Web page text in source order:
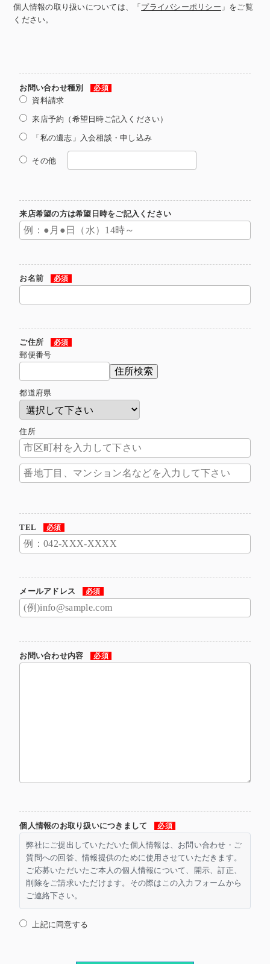
個人情報の取り扱いについては、「 プライバシーポリシー 」をご覧
ください。
お問い合わせ種別
必須
資料請求
来店予約（希望日時ご記入ください）
「私の遺志」入会相談・申し込み
その他
来店希望の方は希望日時をご記入ください
お名前 必須
ご住所
必須
郵便番号
住所検索
都道府県
住所
TEL 必須
メールアドレス 必須
お問い合わせ内容 必須
個人情報のお取り扱いにつきまして 必須
弊社にご提出していただいた個人情報は、お問い合わせ・ご
質問への回答、情報提供のために使用させていただきます。
ご応募いただいたご本人の個人情報について、開示、訂正、
削除をご請求いただけます。その際はこの入力フォームから
ご連絡下さい。
上記に同意する